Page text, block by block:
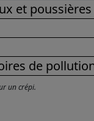
et poussières
de
un crépi.